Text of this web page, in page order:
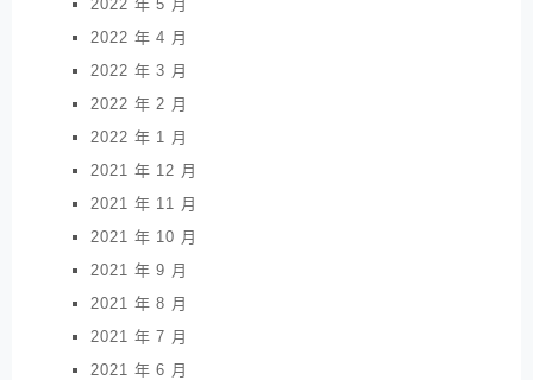
2022 年 5 月
2022 年 4 月
2022 年 3 月
2022 年 2 月
2022 年 1 月
2021 年 12 月
2021 年 11 月
2021 年 10 月
2021 年 9 月
2021 年 8 月
2021 年 7 月
2021 年 6 月